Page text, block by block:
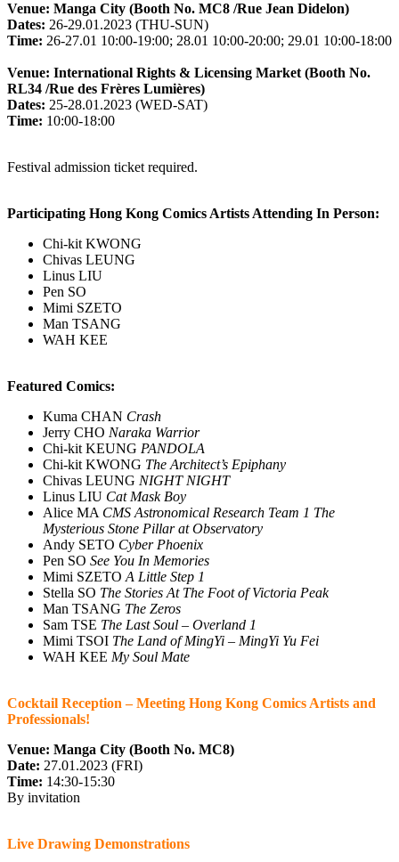
Venue: Manga City (Booth No. MC8 /Rue Jean Didelon)
Dates: 26-29.01.2023 (THU-SUN)
Time: 26-27.01 10:00-19:00; 28.01 10:00-20:00; 29.01 10:00-18:00
Venue: International Rights & Licensing Market (Booth No.
RL34 /Rue des Frères Lumières)
Dates: 25-28.01.2023 (WED-SAT)
Time: 10:00-18:00
Festival admission ticket required.
Participating Hong Kong Comics Artists Attending In Person:
Chi-kit KWONG
Chivas LEUNG
Linus LIU
Pen SO
Mimi SZETO
Man TSANG
WAH KEE
Featured Comics:
Kuma CHAN Crash
Jerry CHO Naraka Warrior
Chi-kit KEUNG PANDOLA
Chi-kit KWONG The Architect’s Epiphany
Chivas LEUNG NIGHT NIGHT
Linus LIU Cat Mask Boy
Alice MA CMS Astronomical Research Team 1 The
Mysterious Stone Pillar at Observatory
Andy SETO Cyber Phoenix
Pen SO See You In Memories
Mimi SZETO A Little Step 1
Stella SO The Stories At The Foot of Victoria Peak
Man TSANG The Zeros
Sam TSE The Last Soul – Overland 1
Mimi TSOI The Land of MingYi – MingYi Yu Fei
WAH KEE My Soul Mate
Cocktail Reception – Meeting Hong Kong Comics Artists and
Professionals!
Venue: Manga City (Booth No. MC8)
Date: 27.01.2023 (FRI)
Time: 14:30-15:30
By invitation
Live Drawing Demonstrations